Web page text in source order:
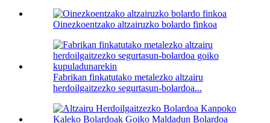
Oinezkoentzako altzairuzko bolardo finkoa
Fabrikan finkatutako metalezko altzairu
herdoilgaitzezko segurtasun-bolardoa...